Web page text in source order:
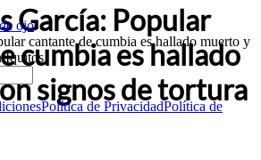
cantante de cumbia es hallado muerto y
Iquitos
Política de PrivacidadPolítica de
García: Popular
cumbia es hallado
signos de tortura